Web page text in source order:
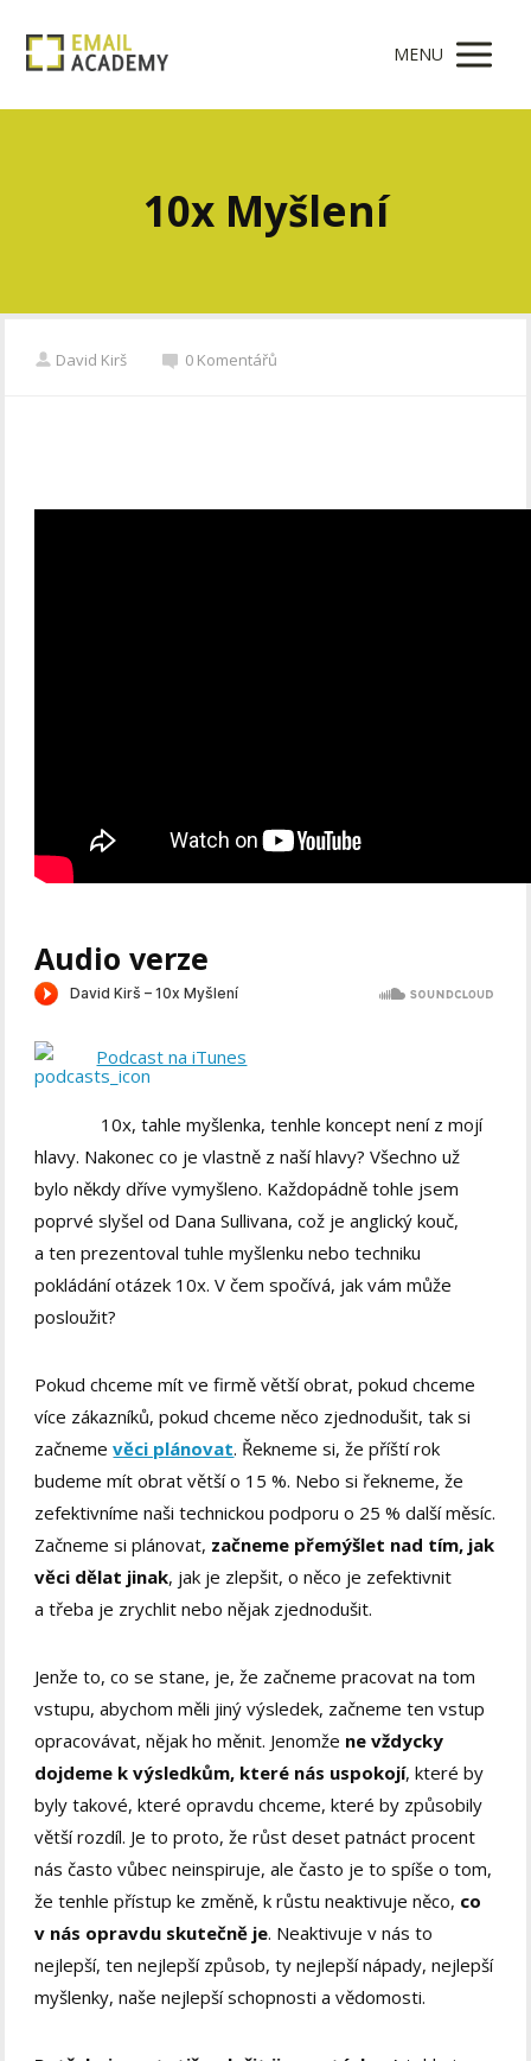
MENU
10x Myšlení
David Kirš 0 Komentářů
Audio verze
Podcast na iTunes
10x, tahle myšlenka, tenhle koncept není z mojí
hlavy. Nakonec co je vlastně z naší hlavy? Všechno už
bylo někdy dříve vymyšleno. Každopádně tohle jsem
poprvé slyšel od Dana Sullivana, což je anglický kouč,
a ten prezentoval tuhle myšlenku nebo techniku
pokládání otázek 10x. V čem spočívá, jak vám může
posloužit?
Pokud chceme mít ve firmě větší obrat, pokud chceme
více zákazníků, pokud chceme něco zjednodušit, tak si
začnemevěci plánovat. Řekneme si, že příští rok
budeme mít obrat větší o 15 %. Nebo si řekneme, že
zefektivníme naši technickou podporu o 25 % další měsíc.
Začneme si plánovat, začneme přemýšlet nad tím, jak
věci dělat jinak, jak je zlepšit, o něco je zefektivnit
a třeba je zrychlit nebo nějak zjednodušit.
Jenže to, co se stane, je, že začneme pracovat na tom
vstupu, abychom měli jiný výsledek, začneme ten vstup
opracovávat, nějak ho měnit. Jenomže ne vždycky
dojdeme k výsledkům, které nás uspokojí, které by
byly takové, které opravdu chceme, které by způsobily
větší rozdíl. Je to proto, že růst deset patnáct procent
nás často vůbec neinspiruje, ale často je to spíše o tom,
že tenhle přístup ke změně, k růstu neaktivuje něco, co
v nás opravdu skutečně je. Neaktivuje v nás to
nejlepší, ten nejlepší způsob, ty nejlepší nápady, nejlepší
myšlenky, naše nejlepší schopnosti a vědomosti.